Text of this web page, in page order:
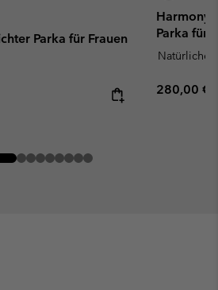
Parka für Frauen
Harmony
Parka für
Natürliche
Regular
280,00 €